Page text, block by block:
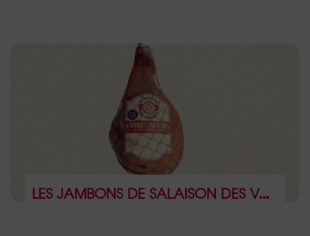
LES JAMBONS DE SALAISON DES VALLONS